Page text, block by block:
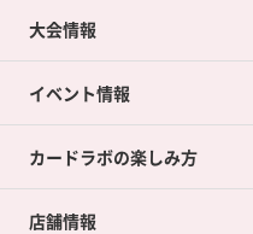
大会情報
イベント情報
カードラボの楽しみ方
店舗情報